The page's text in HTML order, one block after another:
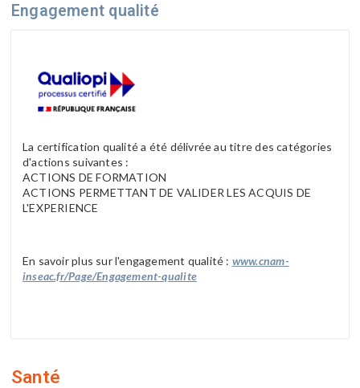
Engagement qualité
La certification qualité a été délivrée au titre des catégories
d'actions suivantes :
ACTIONS DE FORMATION
ACTIONS PERMETTANT DE VALIDER LES ACQUIS DE
L'EXPERIENCE
En savoir plus sur l'engagement qualité : www.cnam-
inseac.fr/Page/Engagement-qualite
Santé